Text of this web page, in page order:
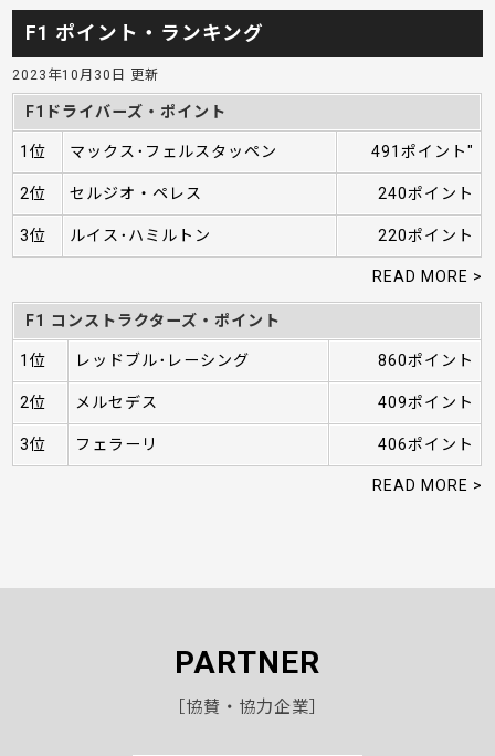
F1 ポイント・ランキング
2023年10月30日 更新
F1ドライバーズ・ポイント
1位 マックス･フェルスタッペン 491ポイント"
2位 セルジオ・ペレス 240ポイント
3位 ルイス･ハミルトン 220ポイント
READ MORE >
F1 コンストラクターズ・ポイント
1位 レッドブル･レーシング 860ポイント
2位 メルセデス 409ポイント
3位 フェラーリ 406ポイント
READ MORE >
PARTNER
［協賛・協力企業］